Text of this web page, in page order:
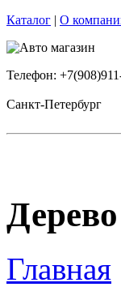
Каталог | О
Телефон:
Санкт-Петербург
Главная